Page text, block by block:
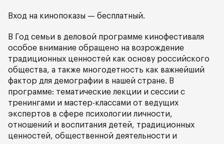
Вход на кинопоказы — бесплатный.
В Год семьи в деловой программе кинофестиваля
особое внимание обращено на возрождение
традиционных ценностей как основу российского
общества, а также многодетность как важнейший
фактор для демографии в нашей стране. В
программе: тематические лекции и сессии с
тренингами и мастер-классами от ведущих
экспертов в сфере психологии личности,
отношений и воспитания детей, традиционных
ценностей, общественной деятельности и